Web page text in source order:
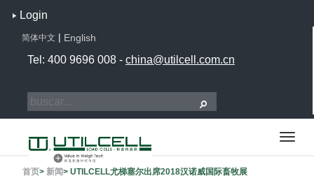
Login
简体中文 | English
Tel: 400 9696 008 - china@utilcell.com.cn
首页> 新闻> UTILCELL尤梯塞尔出席2018汉诺威国际畜牧展